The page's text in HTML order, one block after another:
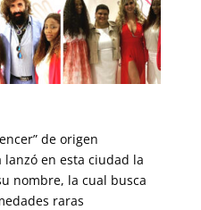
de origen
en esta ciudad la
nombre, la cual busca
raras